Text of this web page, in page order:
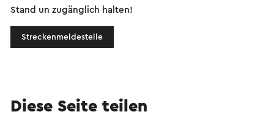
Stand un zugänglich halten!
Streckenmeldestelle
Diese Seite teilen